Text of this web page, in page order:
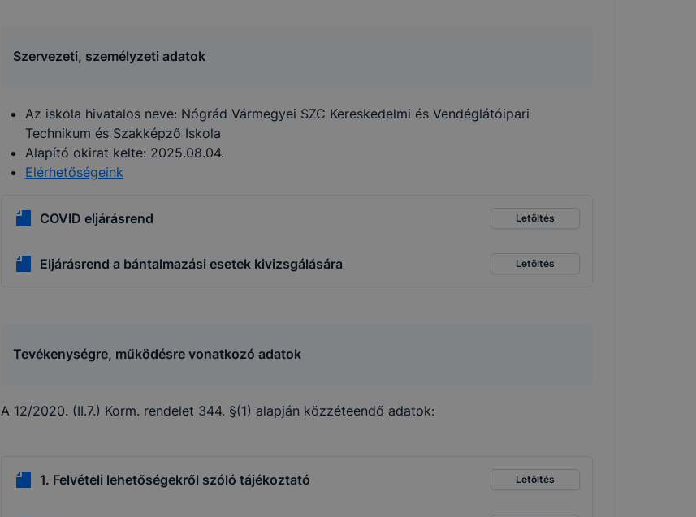
Szervezeti, személyzeti adatok
Az iskola hivatalos neve: Nógrád Vármegyei SZC Kereskedelmi és Vendéglátóipari
Technikum és Szakképző Iskola
Alapító okirat kelte: 2025.08.04.
Elérhetőségeink
COVID eljárásrend Letöltés
Eljárásrend a bántalmazási esetek kivizsgálására Letöltés
Tevékenységre, működésre vonatkozó adatok
A 12/2020. (II.7.) Korm. rendelet 344. §(1) alapján közzéteendő adatok:
1. Felvételi lehetőségekről szóló tájékoztató Letöltés